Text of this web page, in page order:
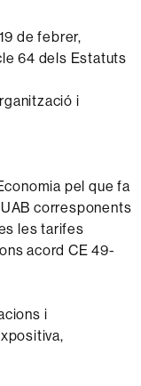
de febrer,
64 dels Estatuts
i
pel que fa
corresponents
les tarifes
acord CE 49-
i